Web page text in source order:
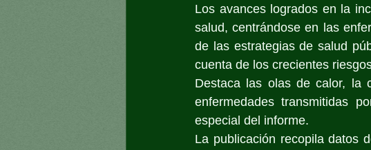
Los avances logrados en la
salud, centrándose en las
de las estrategias de salud
cuenta de los crecientes
Destaca las olas de calor, la
enfermedades transmitidas
especial del informe.
La publicación recopila datos